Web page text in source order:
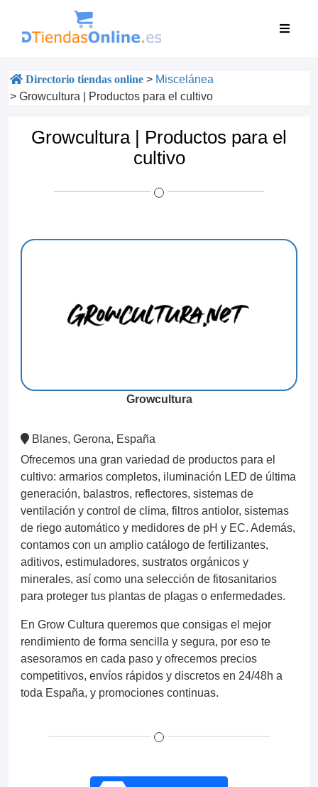
Directorio tiendas online > Miscelánea
> Growcultura | Productos para el cultivo
Growcultura | Productos para el
cultivo
Growcultura
Blanes, Gerona, España
Ofrecemos una gran variedad de productos para el
cultivo: armarios completos, iluminación LED de última
generación, balastros, reflectores, sistemas de
ventilación y control de clima, filtros antiolor, sistemas
de riego automático y medidores de pH y EC. Además,
contamos con un amplio catálogo de fertilizantes,
aditivos, estimuladores, sustratos orgánicos y
minerales, así como una selección de fitosanitarios
para proteger tus plantas de plagas o enfermedades.
En Grow Cultura queremos que consigas el mejor
rendimiento de forma sencilla y segura, por eso te
asesoramos en cada paso y ofrecemos precios
competitivos, envíos rápidos y discretos en 24/48h a
toda España, y promociones continuas.